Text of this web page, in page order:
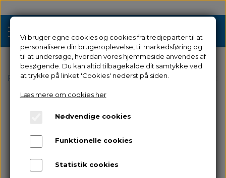
Tilbud
3D Printere
Filament 3D Printere
Industriel 3D Printere
Resin 3D Printere
Forside Reservedele til Guider 2 Z-Akse Trinmotor
Vi bruger egne cookies og cookies fra tredjeparter til at
personalisere din brugeroplevelse, til markedsføring og
til at undersøge, hvordan vores hjemmeside anvendes af
besøgende. Du kan altid tilbagekalde dit samtykke ved
at trykke på linket 'Cookies' nederst på siden.
Læs mere om cookies her
Nødvendige cookies
Funktionelle cookies
Statistik cookies